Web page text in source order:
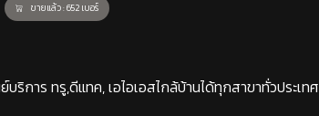
ขายแล้ว : 652 เบอร์
การ ทรู,ดีแทค, เอไอเอสไกล้บ้านได้ทุกสาขาทั่วประเทศ